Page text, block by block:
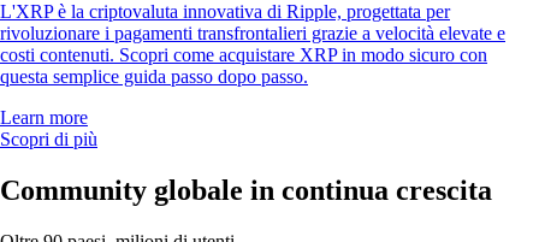
L'XRP è la criptovaluta innovativa di Ripple, progettata per
rivoluzionare i pagamenti transfrontalieri grazie a velocità elevate e
costi contenuti. Scopri come acquistare XRP in modo sicuro con
questa semplice guida passo dopo passo.
Learn more
Scopri di più
Community globale in continua crescita